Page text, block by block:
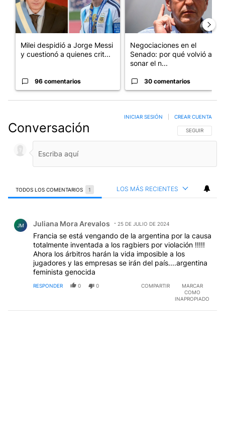
Milei despidió a Jorge Messi
y cuestionó a quienes crit...
96 comentarios
Negociaciones en el
Senado: por qué volvió a
sonar el n...
30 comentarios
Conversación SIGA ESTA
SEGUIR
INICIAR SESIÓN CREAR CUENTA
TODOS LOS COMENTARIOS 1 LOS MÁS RECIENTES
JM Juliana Mora Arevalos 25 DE JULIO DE 2024
Francia se está vengando de la argentina por la causa
totalmente inventada a los ragbiers por violación !!!!!
Ahora los árbitros harán la vida imposible a los
jugadores y las empresas se irán del país....argentina
feminista genocida
RESPONDER 0 0 COMPARTIR
MARCAR
COMO
INAPROPIADO